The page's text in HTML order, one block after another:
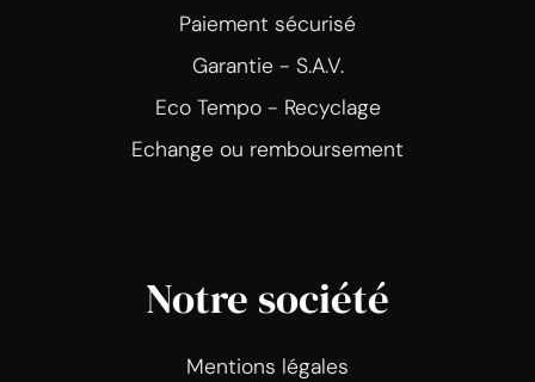
Paiement sécurisé
Garantie - S.A.V.
Eco Tempo - Recyclage
Echange ou remboursement
Notre société
Mentions légales